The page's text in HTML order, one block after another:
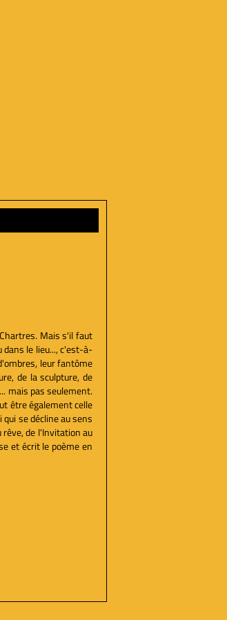
Mais s'il faut
dans le lieu..., c'est-à-
leur fantôme
de la sculpture, de
mais pas seulement.
être également celle
se décline au sens
de l'Invitation au
et écrit le poème en